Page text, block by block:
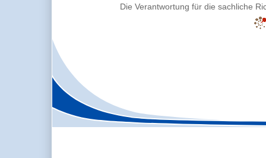
Die Verantwortung für die sachliche